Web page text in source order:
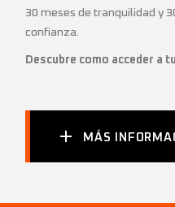
30 meses de tranquilidad y
confianza.
Descubre como acceder a
MÁS